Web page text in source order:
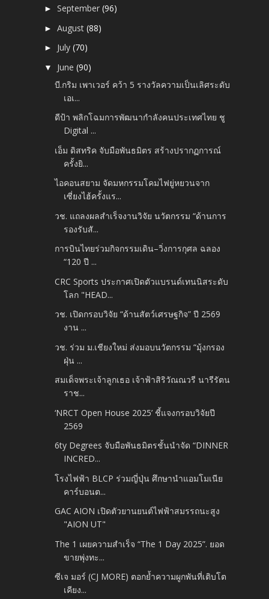
►September(96)
►August(88)
► July(70)
▼ June(90)
บี.กริม เพาเวอร์ คว้า 5 รางวัลความเป็นเลิศระดับ
เอเ...
ดีป้า พลิกโฉมการพัฒนากำลังคนประเทศไทย​ ชู
Digital ...
เอ็ม ดิสทริค จับมือพันธมิตร สร้างปรากฏการณ์
ครั้งยิ...
ไอคอนสยาม จัดมหกรรมโคมไฟยู่หยวนจาก
เซี่ยงไฮ้ครั้งแร...
วช. แถลงผลสำเร็จงานวิจัย นวัตกรรม “ด้านการ
รองรับสั...
การบินไทยร่วมกิจกรรมเดิน–วิ่งการกุศล ฉลอง
“120 ปี ...
CRC Sports ประกาศเปิดตัวแบรนด์เทนนิสระดับ
โลก "HEAD...
วช. เปิดกรอบวิจัย “ด้านสัตว์เศรษฐกิจ” ปี 2569
งาน ...
วช. ร่วม ม.เชียงใหม่ ส่งมอบนวัตกรรม “มุ้งกรอง
ฝุ่น ...
สมเด็จพระเจ้าลูกเธอ เจ้าฟ้าสิริวัณณวรี นารีรัตน
ราช...
‘NRCT Open House 2025’ ชี้แจงกรอบวิจัยปี
2569
6ty Degrees จับมือพันธมิตรชั้นนำจัด “DINNER
INCRED...
โรงไฟฟ้า BLCP ร่วมญี่ปุ่น ศึกษานำแอมโมเนีย
คาร์บอนต...
GAC AION เปิดตัวยานยนต์ไฟฟ้าสมรรถนะสูง
"AION UT"
The 1 เผยความสำเร็จ “The 1 Day 2025”. ยอด
ขายพุ่งทะ...
ซีเจ มอร์ (CJ MORE) ตอกย้ำความผูกพันที่เติบโต
เคียง...